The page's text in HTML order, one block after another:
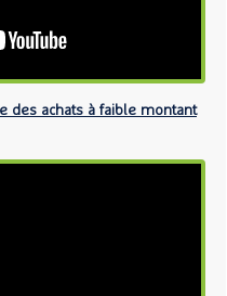
des achats à faible montant